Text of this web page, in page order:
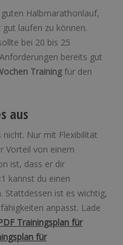
Halbmarathonlauf,
laufen zu können.
bei 20 bis 25
bereits gut
Trainingfür den
aus
nicht. Nur mit Flexibilität
Vorteil von einem
ist, dass er dir
kannst du einen
Stattdessen ist es wichtig,
anpasst. Lade
Trainingsplan für
für